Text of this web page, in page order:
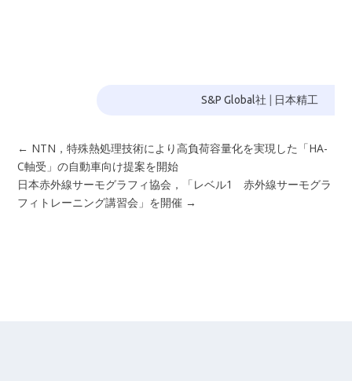
S&P Global社 | 日本精工
← NTN，特殊熱処理技術により高負荷容量化を実現した「HA-
C軸受」の自動車向け提案を開始
日本赤外線サーモグラフィ協会，「レベル1 赤外線サーモグラ
フィトレーニング講習会」を開催 →